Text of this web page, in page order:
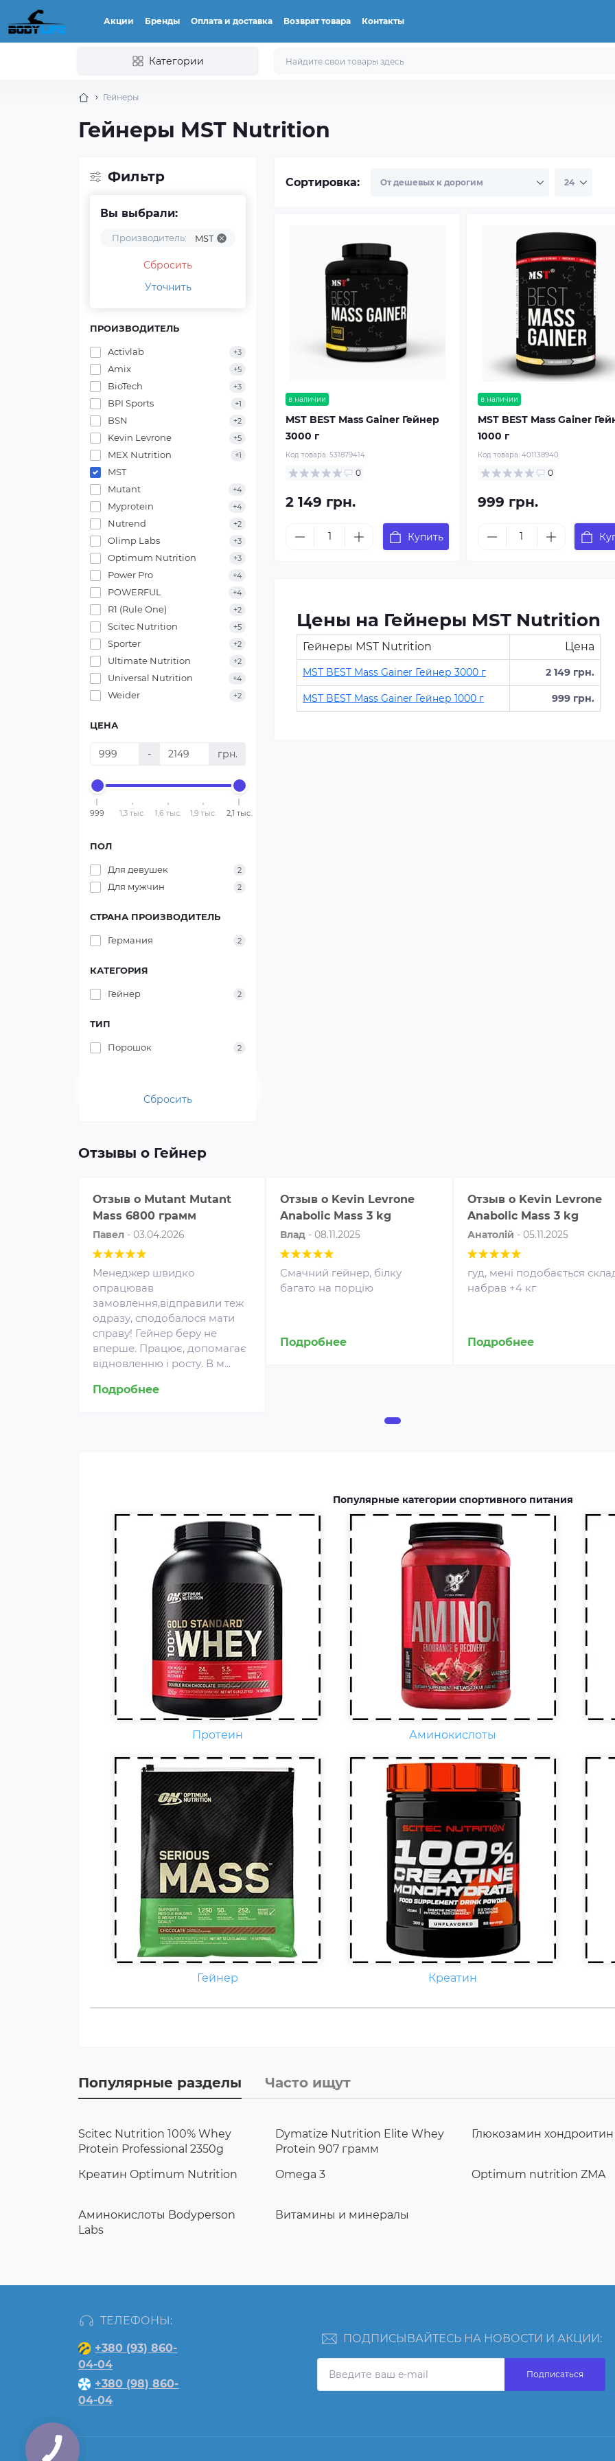
Акции Бренды Оплата и доставка Возврат товара Контакты
Категории
Гейнеры
Гейнеры MST Nutrition
Фильтр
Вы выбрали:
Производитель: MST
Сбросить
Уточнить
ПРОИЗВОДИТЕЛЬ
Activlab +3
Amix +5
BioTech +3
BPI Sports +1
BSN +2
Kevin Levrone +5
MEX Nutrition +1
MST
Mutant
+4
Myprotein +4
Nutrend +2
Olimp Labs +3
Optimum Nutrition +3
Power Pro +4
POWERFUL +4
R1 (Rule One) +2
Scitec Nutrition +5
Sporter +2
Ultimate Nutrition +2
Universal Nutrition +4
Weider +2
ЦЕНА
- грн.
999 1,3 тыс. 1,6 тыс. 1,9 тыс. 2,1 тыс.
ПОЛ
Для девушек 2
Для мужчин 2
СТРАНА ПРОИЗВОДИТЕЛЬ
Германия 2
КАТЕГОРИЯ
Гейнер 2
ТИП
Порошок 2
Сбросить
Сортировка:
в наличии
MST BEST Mass Gainer Гейнер
3000 г
Код товара: 531879414
0
2 149 грн.
Купить
в наличии
MST BEST Mass Gainer
1000 г
Код товара: 401138940
0
999 грн.
Цены на Гейнеры MST Nutrition
Гейнеры MST Nutrition Цена
MST BEST Mass Gainer Гейнер 3000 г 2 149 грн.
MST BEST Mass Gainer Гейнер 1000 г 999 грн.
Отзывы о Гейнер
Отзыв о Mutant Mutant
Mass 6800 грамм
Павел - 03.04.2026
Менеджер швидко
опрацював
замовлення,відправили теж
одразу, сподобалося мати
справу! Гейнер беру не
вперше. Працює, допомагає
відновленню і росту. В м...
Подробнее
Отзыв о Kevin Levrone
Anabolic Mass 3 kg
Влад - 08.11.2025
Смачний гейнер, білку
багато на порцію
Подробнее
Отзыв о Kevin Levrone
Anabolic Mass 3 kg
Анатолій - 05.11.2025
гуд, мені подобається
набрав +4 кг
Подробнее
Популярные категории спортивного питания
Протеин для спортивного
питания представляет собой
концентрат белка в виде
порошка. Это безопасная
пищевая добавка, которая
Протеин
незаменимые органические
повышенные спортивные
добавки.
Аминокислоты
Гейнер (от англ. gain — прирост,
добавка) — пищевая добавка
при спортивном питании.
Содержит, главным образом,
углеводы (простые либо
сложные, от чего во многом
зависит цена продукта) и белок
(как правило концентрат
сывороточного белка, но
встречаются и
мультикомпонентные по
составу белка гейнеры).
Гейнер
Креатин – спортивная добавка,
используемая в силовых видах
спорта, фитнесе, а также видах
спорта связанных с
динамической нагрузкой или
силовой выносливостью. Это
кислота, синтезируемая в
организме человека в
скелетных мышцах.
Креатин
Популярные разделы Часто ищут
Scitec Nutrition 100% Whey
Protein Professional 2350g
Dymatize Nutrition Elite Whey
Protein 907 грамм
Глюкозамин
Креатин Optimum Nutrition Omega 3 Optimum nutrition ZMA
Аминокислоты Bodyperson
Labs
Витамины и минералы
ТЕЛЕФОНЫ:
+380 (93) 860-
04-04
+380 (98) 860-
04-04
ПОДПИСЫВАЙТЕСЬ НА НОВОСТИ И АКЦИИ:
Подписаться